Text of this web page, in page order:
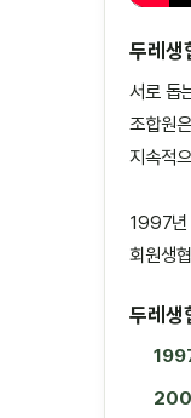
두레생
서로 돕
조합원
지속적
1997년
회원생
두레생